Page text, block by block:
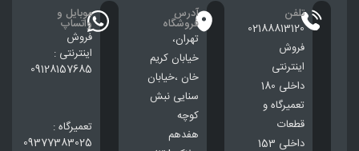
تلفن
02188813120
فروش
اینترنتی
داخلی 180
تعمیرگاه و
قطعات
داخلی 153
آدرس
فروشگاه
تهران،
خيابان كريم
خان ،خيابان
سنایی نبش
کوچه
هفدهم
موبایل و
واتساپ
فروش
اینترنتی :
09128157685
تعمیرگاه :
09377383025